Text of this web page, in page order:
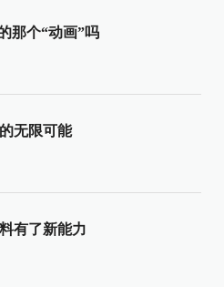
那个“动画”吗
无限可能
有了新能力